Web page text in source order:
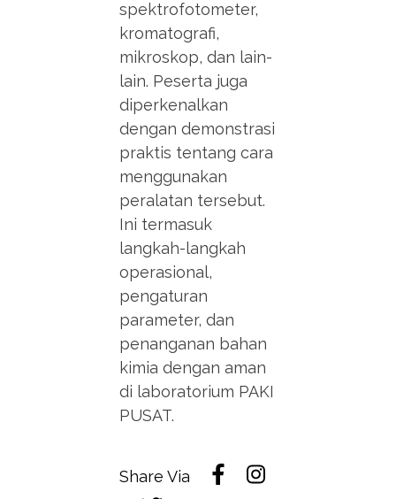
spektrofotometer,
kromatografi,
mikroskop, dan lain-
lain. Peserta juga
diperkenalkan
dengan demonstrasi
praktis tentang cara
menggunakan
peralatan tersebut.
Ini termasuk
langkah-langkah
operasional,
pengaturan
parameter, dan
penanganan bahan
kimia dengan aman
di laboratorium PAKI
PUSAT.
Share Via